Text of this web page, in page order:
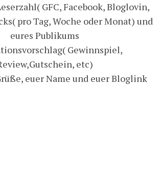
GFC, Facebook, Bloglovin,
pro Tag, Woche oder Monat) und
eures Publikums
Gewinnspiel,
etc)
euer Name und euer Bloglink